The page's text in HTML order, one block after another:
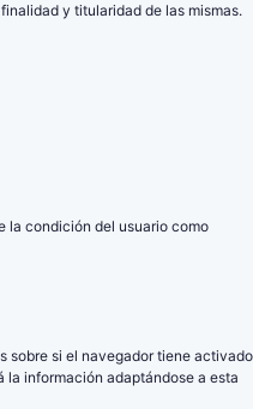
y titularidad de las mismas.
la condición del usuario como
sobre si el navegador tiene activado
la información adaptándose a esta